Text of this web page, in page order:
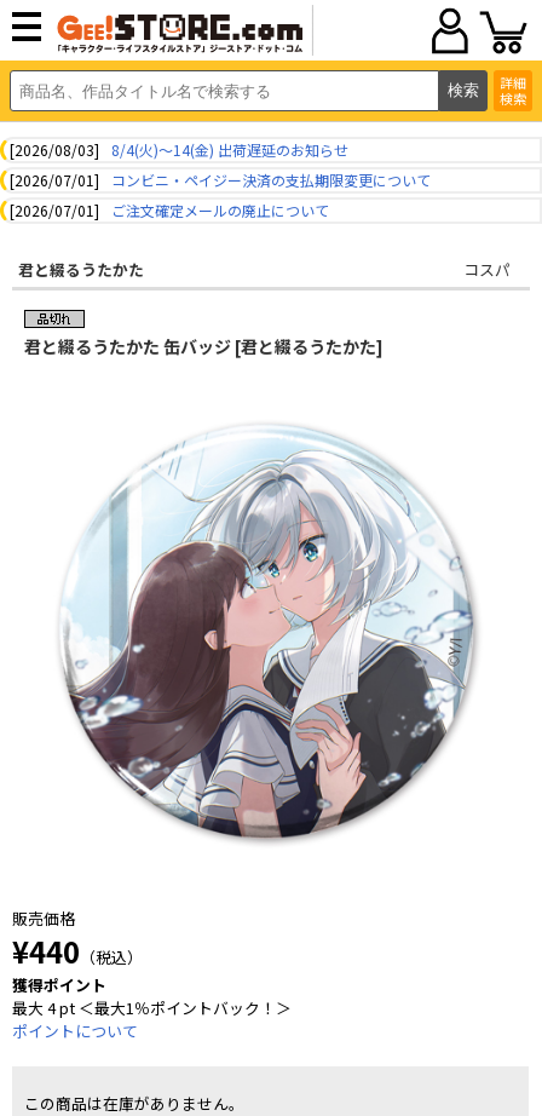
詳細
検索
[2026/08/03]
8/4(火)～14(金) 出荷遅延のお知らせ
[2026/07/01]
コンビニ・ペイジー決済の支払期限変更について
[2026/07/01]
ご注文確定メールの廃止について
君と綴るうたかた コスパ
君と綴るうたかた 缶バッジ [君と綴るうたかた]
販売価格
¥440 （税込）
獲得ポイント
最大 4 pt ＜最大1％ポイントバック！＞
ポイントについて
この商品は在庫がありません。